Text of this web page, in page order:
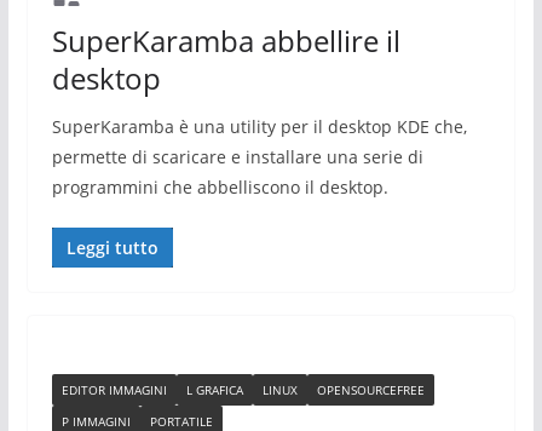
SuperKaramba abbellire il
desktop
SuperKaramba è una utility per il desktop KDE che,
permette di scaricare e installare una serie di
programmini che abbelliscono il desktop.
Leggi tutto
EDITOR IMMAGINI L GRAFICA LINUX
OPENSOURCEFREE
P IMMAGINI
PORTATILE